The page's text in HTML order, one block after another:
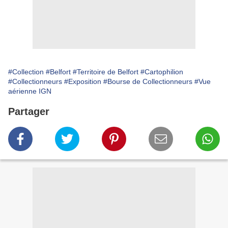
#Collection #Belfort #Territoire de Belfort #Cartophilion
#Collectionneurs #Exposition #Bourse de Collectionneurs #Vue
aérienne IGN
Partager